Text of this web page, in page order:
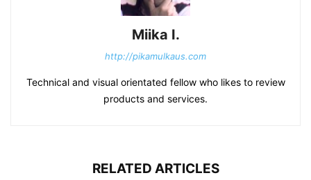
Miika I.
http://pikamulkaus.com
Technical and visual orientated fellow who likes to review
products and services.
RELATED ARTICLES